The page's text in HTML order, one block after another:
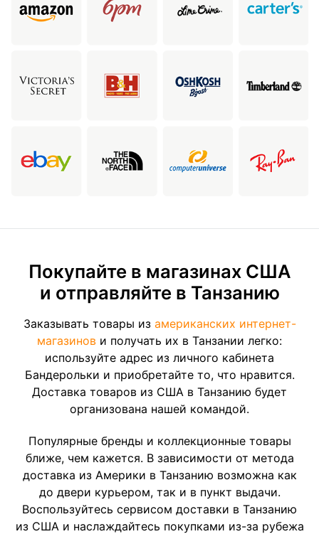
Покупайте в магазинах США
и отправляйте в Танзанию
Заказывать товары из американских интернет-
магазинов и получать их в Танзании легко:
используйте адрес из личного кабинета
Бандерольки и приобретайте то, что нравится.
Доставка товаров из США в Танзанию будет
организована нашей командой.
Популярные бренды и коллекционные товары
ближе, чем кажется. В зависимости от метода
доставка из Америки в Танзанию возможна как
до двери курьером, так и в пункт выдачи.
Воспользуйтесь сервисом доставки в Танзанию
из США и наслаждайтесь покупками из-за рубежа